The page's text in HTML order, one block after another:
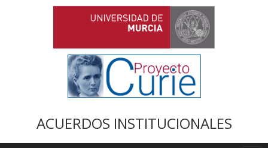
ACUERDOS INSTITUCIONALES